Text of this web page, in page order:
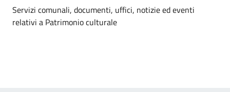
Dettagli dell'argomento
Servizi comunali, documenti, uffici, notizie ed eventi
relativi a Patrimonio culturale